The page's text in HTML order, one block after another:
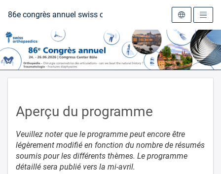
Vers la page d'accueil
86e congrès annuel swiss orthopaedics
Aperçu du programme
Veuillez noter que le programme peut encore être
légèrement modifié en fonction du nombre de résumés
soumis pour les différents thèmes. Le programme
détaillé sera publié vers la mi-avril.